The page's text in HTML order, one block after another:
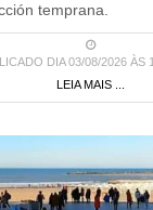
temprana.
DIA 03/08/2026 ÀS
LEIA MAIS ...